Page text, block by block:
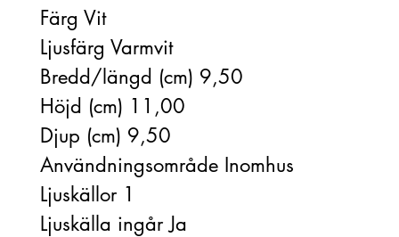
Färg Vit
Ljusfärg Varmvit
Bredd/längd (cm) 9,50
Höjd (cm) 11,00
Djup (cm) 9,50
Användningsområde Inomhus
Ljuskällor 1
Ljuskälla ingår Ja